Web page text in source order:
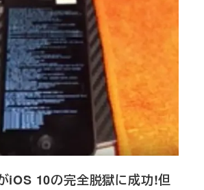
iOS 10の完全脱獄に成功!但